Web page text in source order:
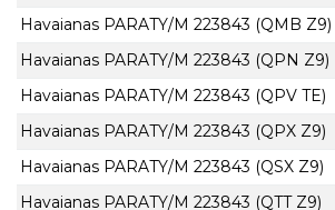
Havaianas PARATY/M 223843 (QMB Z9)
Havaianas PARATY/M 223843 (QPN Z9)
Havaianas PARATY/M 223843 (QPV TE)
Havaianas PARATY/M 223843 (QPX Z9)
Havaianas PARATY/M 223843 (QSX Z9)
Havaianas PARATY/M 223843 (QTT Z9)